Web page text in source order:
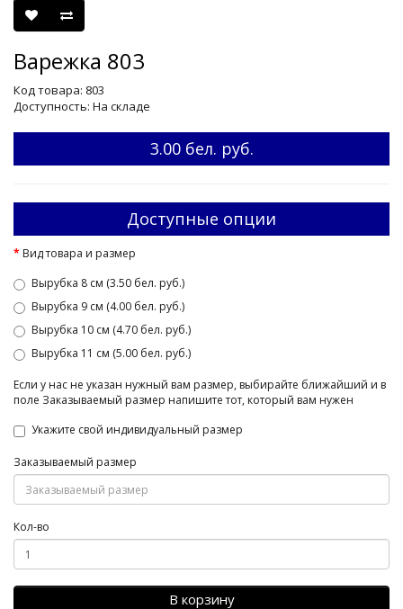
Варежка 803
Код товара: 803
Доступность: На складе
3.00 бел. руб.
Доступные опции
Вид товара и размер
Вырубка 8 см (3.50 бел. руб.)
Вырубка 9 см (4.00 бел. руб.)
Вырубка 10 см (4.70 бел. руб.)
Вырубка 11 см (5.00 бел. руб.)
Если у нас не указан нужный вам размер, выбирайте ближайший и в
поле Заказываемый размер напишите тот, который вам нужен
Укажите свой индивидуальный размер
Заказываемый размер
Кол-во
В корзину